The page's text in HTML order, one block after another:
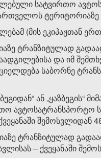
სატვირთო
ტერიტორიაზე
(მის
ტრანზიტულად
და იმ
საბორნე
ან
შემოსვლიდან
ტრანზიტულად
– ქვეყანაში